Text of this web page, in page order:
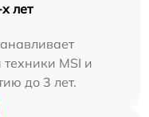
лет
MSI и
до 3 лет.